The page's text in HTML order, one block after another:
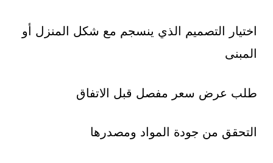
اختيار التصميم الذي ينسجم مع شكل المنزل أو
المبنى
طلب عرض سعر مفصل قبل الاتفاق
التحقق من جودة المواد ومصدرها